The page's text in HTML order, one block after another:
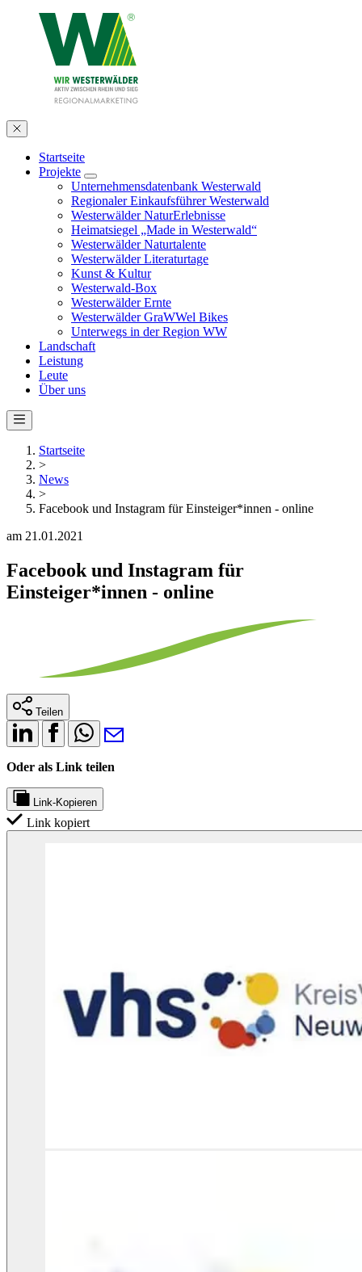
Startseite
Projekte
Unternehmensdatenbank Westerwald
Regionaler Einkaufsführer Westerwald
Westerwälder NaturErlebnisse
Heimatsiegel „Made in Westerwald“
Westerwälder Naturtalente
Westerwälder Literaturtage
Kunst & Kultur
Westerwald-Box
Westerwälder Ernte
Westerwälder GraWWel Bikes
Unterwegs in der Region WW
Landschaft
Leistung
Leute
Über uns
Startseite
>
News
>
Facebook und Instagram für Einsteiger*innen - online
am 21.01.2021
Facebook und Instagram für
Einsteiger*innen - online
Teilen
Oder als Link teilen
Link-Kopieren
Link kopiert